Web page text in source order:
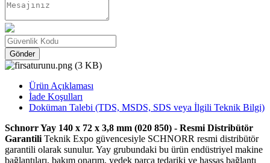
Gönder
Ürün Açıklaması
İade Koşulları
Doküman Talebi (TDS, MSDS, SDS veya İlgili Teknik Bilgi)
Schnorr Yay 140 x 72 x 3,8 mm (020 850) - Resmi Distribütör
Garantili Teknik Expo güvencesiyle SCHNORR resmi distribütör
garantili olarak sunulur. Yay grubundaki bu ürün endüstriyel makine
bağlantıları, bakım onarım, yedek parça tedariki ve hassas bağlantı